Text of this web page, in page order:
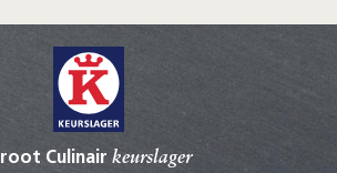
Culinair keurslager